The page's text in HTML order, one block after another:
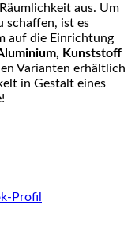
aus. Um
schaffen, ist es
auf die Einrichtung
Kunststoff
Varianten erhältlich
in Gestalt eines